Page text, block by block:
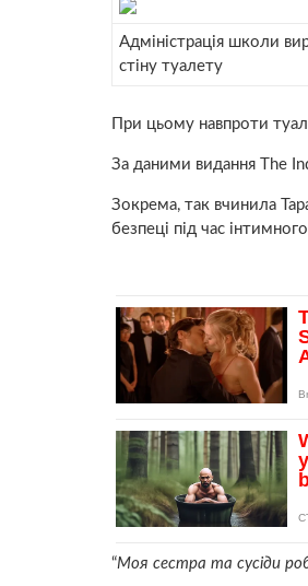
Адміністрація школи
стіну туалету
При цьому навпроти
За даними видання The
Зокрема, так вчинила
безпеці під час
“Моя сестра та сусіди